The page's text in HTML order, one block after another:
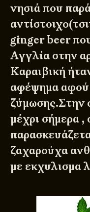
νησιά που
ginger beer
Αγγλία στην
Καραιβική
αφέψημα αφού
ζύμωσης.Στην
μέχρι σήμερα ,
ζαχαρούχα
με εκχυλισμα